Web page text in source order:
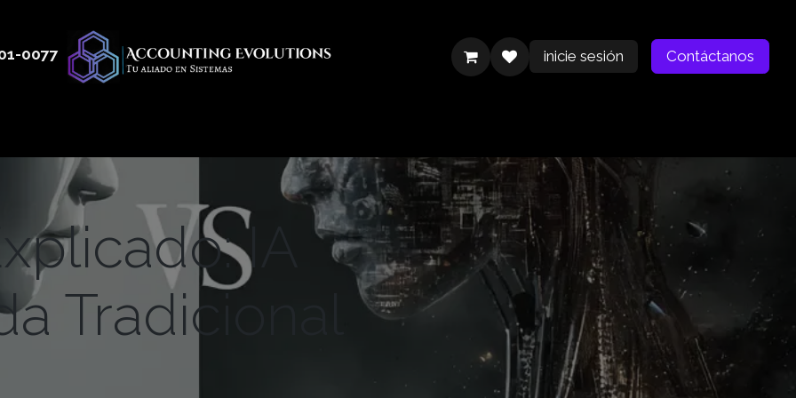
-0077 inicie sesión Contáctanos
IA
Tradicional